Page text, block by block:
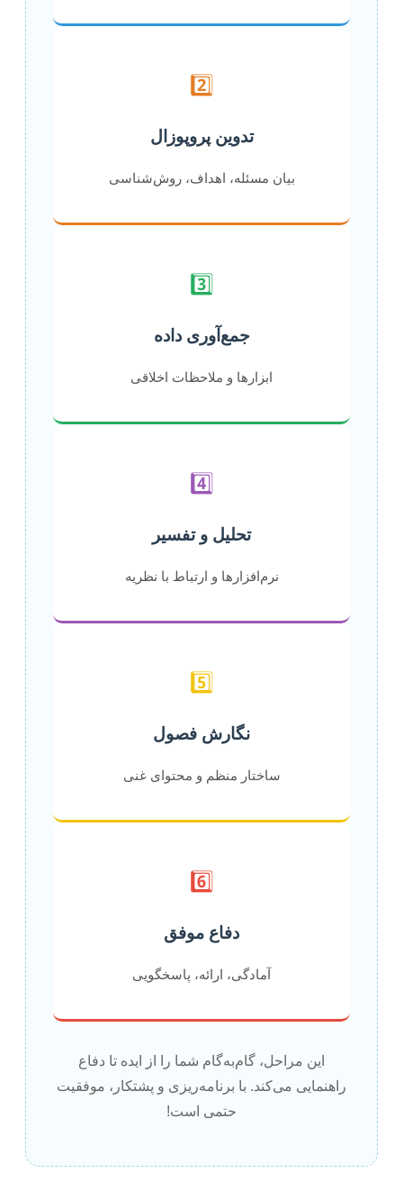
2️⃣
تدوین پروپوزال
بیان مسئله، اهداف، روش‌شناسی
3️⃣
جمع‌آوری داده
ابزارها و ملاحظات اخلاقی
4️⃣
تحلیل و تفسیر
نرم‌افزارها و ارتباط با نظریه
5️⃣
نگارش فصول
ساختار منظم و محتوای غنی
6️⃣
دفاع موفق
آمادگی، ارائه، پاسخگویی
این مراحل، گام‌به‌گام شما را از ایده تا دفاع
راهنمایی می‌کند. با برنامه‌ریزی و پشتکار، موفقیت
حتمی است!